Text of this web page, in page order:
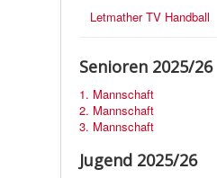
Letmather TV Handball
Senioren 2025/26
1. Mannschaft
2. Mannschaft
3. Mannschaft
Jugend 2025/26